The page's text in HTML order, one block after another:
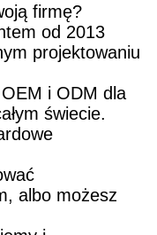
firmę?
od 2013
projektowaniu
OEM i ODM dla
świecie.
albo możesz